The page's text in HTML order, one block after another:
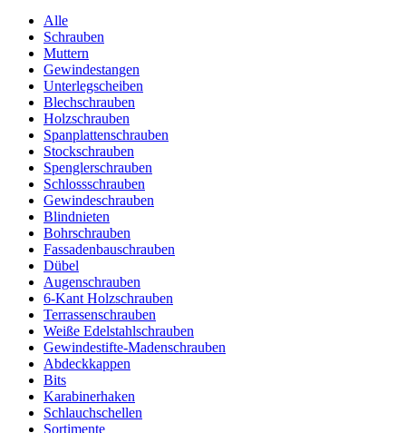
Alle
Schrauben
Muttern
Gewindestangen
Unterlegscheiben
Blechschrauben
Holzschrauben
Spanplattenschrauben
Stockschrauben
Spenglerschrauben
Schlossschrauben
Gewindeschrauben
Blindnieten
Bohrschrauben
Fassadenbauschrauben
Dübel
Augenschrauben
6-Kant Holzschrauben
Terrassenschrauben
Weiße Edelstahlschrauben
Gewindestifte-Madenschrauben
Abdeckkappen
Bits
Karabinerhaken
Schlauchschellen
Sortimente